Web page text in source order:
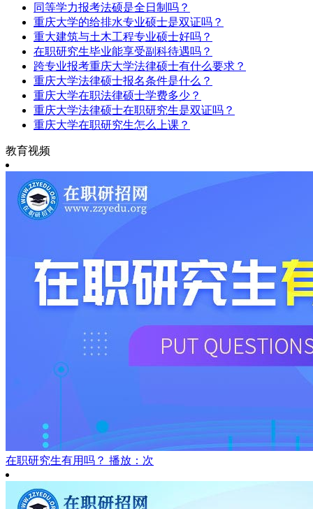
同等学力报考法硕是全日制吗？
重庆大学的给排水专业硕士是双证吗？
重大建筑与土木工程专业硕士好吗？
在职研究生毕业能享受副科待遇吗？
跨专业报考重庆大学法律硕士有什么要求？
重庆大学法律硕士报名条件是什么？
重庆大学在职法律硕士学费多少？
重庆大学法律硕士在职研究生是双证吗？
重庆大学在职研究生怎么上课？
教育视频
在职研究生有用吗？ 播放：次